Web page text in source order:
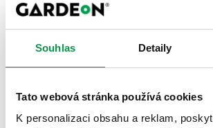
Souhlas Detaily
Tato webová stránka používá cookies
K personalizaci obsahu a reklam,
Rastliny | Bylinky | Květy
Jiné
Top realizace: Inspirace od zákazníků